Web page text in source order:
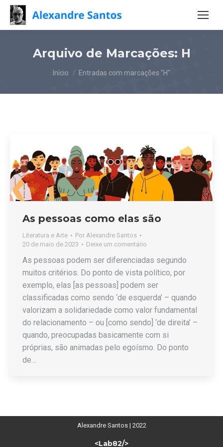
Arquivo de Marcações: H
Você está aqui:
Início Entradas com marcações "H"
As pessoas como elas são
Literatura e Arte Por Alexandre Santos
20 de maio de 2023
Deixe um comentário
As pessoas podem ser diferenciadas segundo
muitos critérios. Do ponto de vista político, por
exemplo, elas [as pessoas] podem ser
classificadas como sendo ‘de esquerda’ – quando
valorizam a solidariedade como valor fundamental
do relacionamento – ou [como sendo] ‘de direita’ –
quando, preocupadas basicamente com si
próprias, são animadas pelo egoísmo. Do ponto
de…
Alexandre Santos | 2022
<Lab82/>